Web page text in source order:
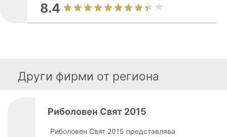
8.4
Други фирми от региона
Риболовен Свят 2015
Риболовен Свят 2015 представлява